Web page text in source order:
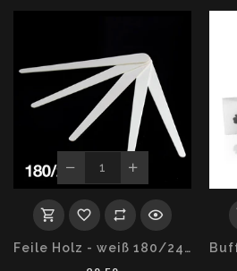
Feile Holz - weiß 180/240